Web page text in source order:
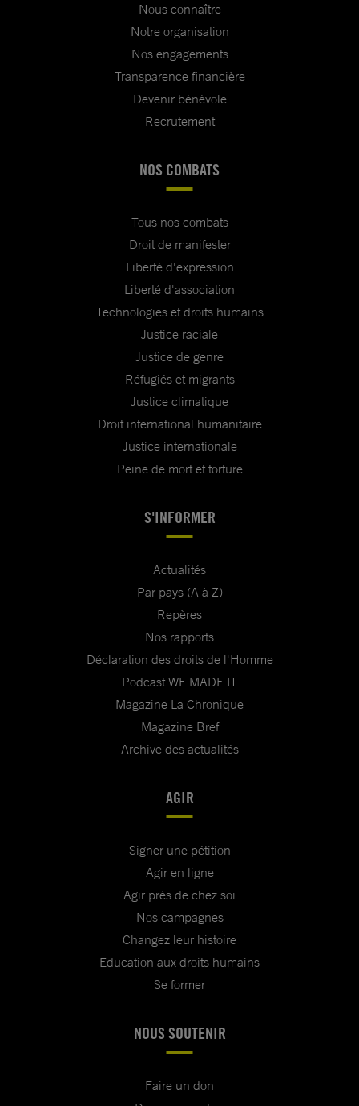
Nous connaître
Notre organisation
Nos engagements
Transparence financière
Devenir bénévole
Recrutement
NOS COMBATS
Tous nos combats
Droit de manifester
Liberté d'expression
Liberté d'association
Technologies et droits humains
Justice raciale
Justice de genre
Réfugiés et migrants
Justice climatique
Droit international humanitaire
Justice internationale
Peine de mort et torture
S'INFORMER
Actualités
Par pays (A à Z)
Repères
Nos rapports
Déclaration des droits de l'Homme
Podcast WE MADE IT
Magazine La Chronique
Magazine Bref
Archive des actualités
AGIR
Signer une pétition
Agir en ligne
Agir près de chez soi
Nos campagnes
Changez leur histoire
Education aux droits humains
Se former
NOUS SOUTENIR
Faire un don